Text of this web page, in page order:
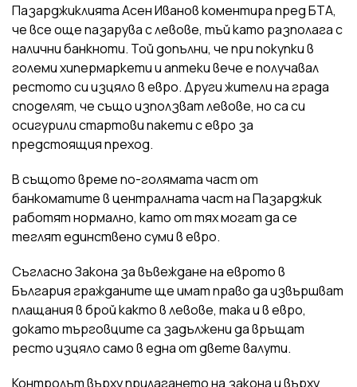
Пазарджиклията Асен Иванов коментира пред БТА,
че все още пазарува с левове, тъй като разполага с
налични банкноти. Той допълни, че при покупки в
големи хипермаркети и аптеки вече е получавал
рестото си изцяло в евро. Други жители на града
споделят, че също използват левове, но са си
осигурили стартови пакети с евро за
предстоящия преход.
В същото време по-голямата част от
банкоматите в централната част на Пазарджик
работят нормално, като от тях могат да се
теглят единствено суми в евро.
Съгласно Закона за въвеждане на еврото в
България гражданите ще имат право да извършват
плащания в брой както в левове, така и в евро,
докато търговците са задължени да връщат
ресто изцяло само в една от двете валути.
Контролът върху прилагането на закона и върху